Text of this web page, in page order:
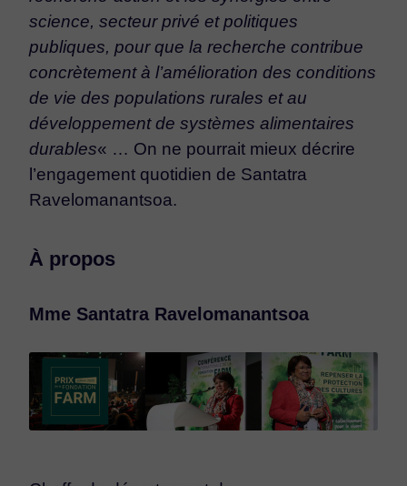
science, secteur privé et politiques
publiques, pour que la recherche contribue
concrètement à l’amélioration des conditions
de vie des populations rurales et au
développement de systèmes alimentaires
durables« … On ne pourrait mieux décrire
l’engagement quotidien de Santatra
Ravelomanantsoa.
À propos
Mme Santatra Ravelomanantsoa